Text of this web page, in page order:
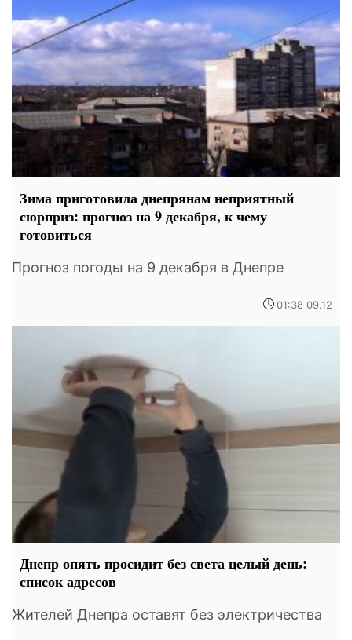
Зима приготовила днепрянам неприятный
сюрприз: прогноз на 9 декабря, к чему
готовиться
Прогноз погоды на 9 декабря в Днепре
01:38 09.12
Днепр опять просидит без света целый день:
список адресов
Жителей Днепра оставят без электричества